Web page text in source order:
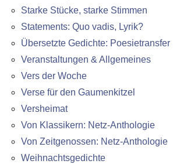
Starke Stücke, starke Stimmen
Statements: Quo vadis, Lyrik?
Übersetzte Gedichte: Poesietransfer
Veranstaltungen & Allgemeines
Vers der Woche
Verse für den Gaumenkitzel
Versheimat
Von Klassikern: Netz-Anthologie
Von Zeitgenossen: Netz-Anthologie
Weihnachtsgedichte